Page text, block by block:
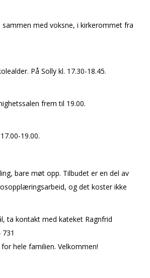
sammen med voksne, i kirkerommet fra
På Solly kl. 17.30-18.45.
frem til 19.00.
19.00.
bare møt opp. Tilbudet er en del av
og det koster ikke
ta kontakt med kateket Ragnfrid
hele familien. Velkommen!